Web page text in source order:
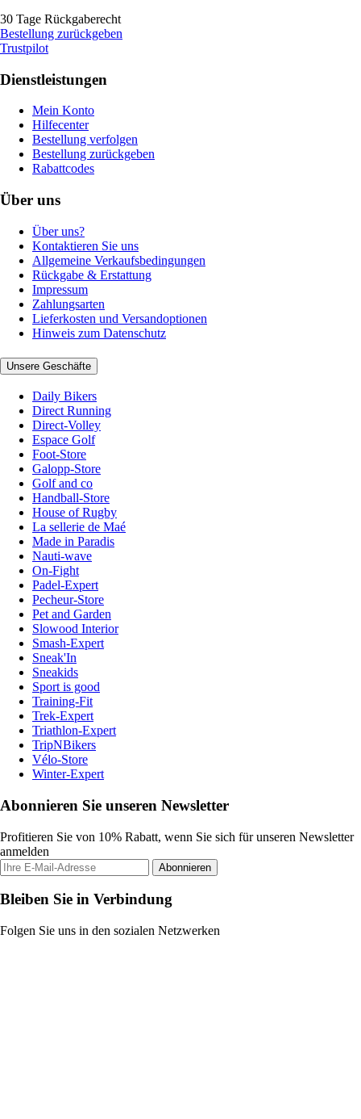
30 Tage Rückgaberecht
Bestellung zurückgeben
Trustpilot
Dienstleistungen
Mein Konto
Hilfecenter
Bestellung verfolgen
Bestellung zurückgeben
Rabattcodes
Über uns
Über uns?
Kontaktieren Sie uns
Allgemeine Verkaufsbedingungen
Rückgabe & Erstattung
Impressum
Zahlungsarten
Lieferkosten und Versandoptionen
Hinweis zum Datenschutz
Unsere Geschäfte
Daily Bikers
Direct Running
Direct-Volley
Espace Golf
Foot-Store
Galopp-Store
Golf and co
Handball-Store
House of Rugby
La sellerie de Maé
Made in Paradis
Nauti-wave
On-Fight
Padel-Expert
Pecheur-Store
Pet and Garden
Slowood Interior
Smash-Expert
Sneak'In
Sneakids
Sport is good
Training-Fit
Trek-Expert
Triathlon-Expert
TripNBikers
Vélo-Store
Winter-Expert
Abonnieren Sie unseren Newsletter
Profitieren Sie von 10% Rabatt, wenn Sie sich für unseren Newsletter
anmelden
Abonnieren
Bleiben Sie in Verbindung
Folgen Sie uns in den sozialen Netzwerken